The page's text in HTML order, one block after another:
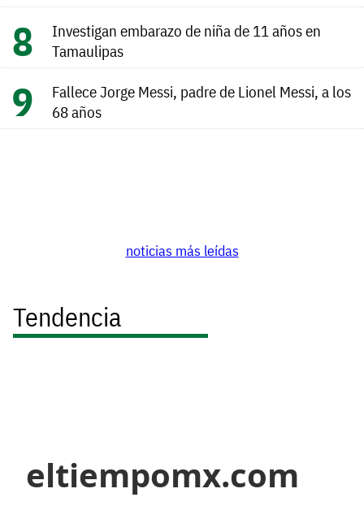
Investigan embarazo de niña de 11 años en
Tamaulipas
Fallece Jorge Messi, padre de Lionel Messi, a los
68 años
noticias más leídas
Tendencia